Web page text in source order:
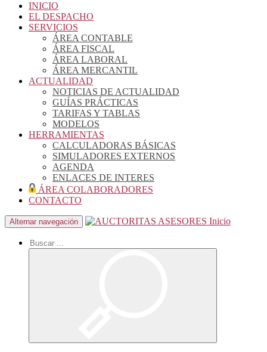
INICIO
EL DESPACHO
SERVICIOS
ÁREA CONTABLE
ÁREA FISCAL
ÁREA LABORAL
ÁREA MERCANTIL
ACTUALIDAD
NOTICIAS DE ACTUALIDAD
GUÍAS PRÁCTICAS
TARIFAS Y TABLAS
MODELOS
HERRAMIENTAS
CALCULADORAS BÁSICAS
SIMULADORES EXTERNOS
AGENDA
ENLACES DE INTERES
ÁREA COLABORADORES
CONTACTO
Alternar navegación Inicio